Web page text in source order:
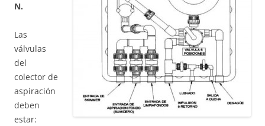
N.
Las
válvulas
del
colector de
aspiración
deben
estar: